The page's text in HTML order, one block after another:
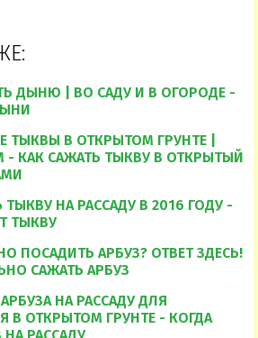
ДЫНЮ | ВО САДУ И В ОГОРОДЕ -
ТЫКВЫ В ОТКРЫТОМ ГРУНТЕ |
КАК САЖАТЬ ТЫКВУ В ОТКРЫТЫЙ
ТЫКВУ НА РАССАДУ В 2016 ГОДУ -
ТЫКВУ
ПОСАДИТЬ АРБУЗ? ОТВЕТ ЗДЕСЬ!
САЖАТЬ АРБУЗ
НА РАССАДУ ДЛЯ
В ОТКРЫТОМ ГРУНТЕ - КОГДА